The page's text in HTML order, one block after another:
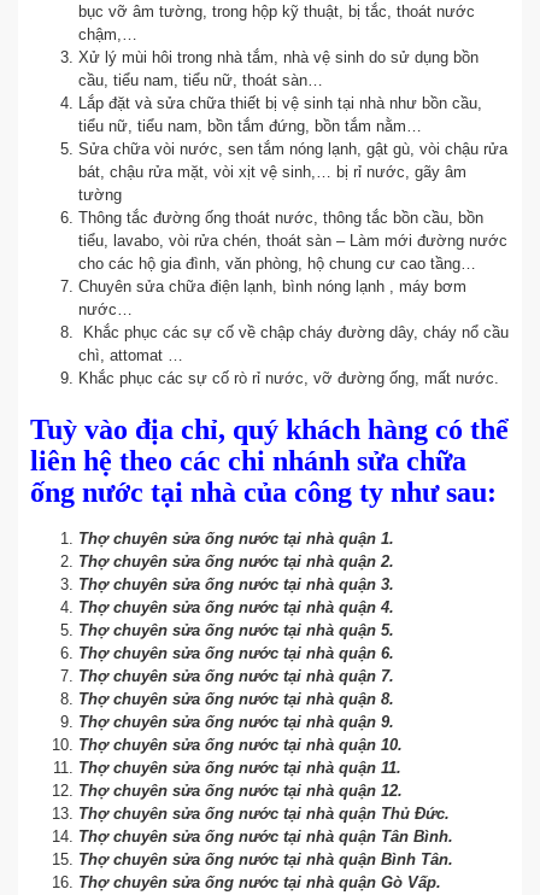
bục vỡ âm tường, trong hộp kỹ thuật, bị tắc, thoát nước
chậm,…
Xử lý mùi hôi trong nhà tắm, nhà vệ sinh do sử dụng bồn
cầu, tiểu nam, tiểu nữ, thoát sàn…
Lắp đặt và sửa chữa thiết bị vệ sinh tại nhà như bồn cầu,
tiểu nữ, tiểu nam, bồn tắm đứng, bồn tắm nằm…
Sửa chữa vòi nước, sen tắm nóng lạnh, gật gù, vòi chậu rửa
bát, chậu rửa mặt, vòi xịt vệ sinh,… bị rỉ nước, gãy âm
tường
Thông tắc đường ống thoát nước, thông tắc bồn cầu, bồn
tiểu, lavabo, vòi rửa chén, thoát sàn – Làm mới đường nước
cho các hộ gia đình, văn phòng, hộ chung cư cao tầng…
Chuyên sửa chữa điện lạnh, bình nóng lạnh , máy bơm
nước…
Khắc phục các sự cố về chập cháy đường dây, cháy nổ cầu
chì, attomat …
Khắc phục các sự cố rò rỉ nước, vỡ đường ống, mất nước.
Tuỳ vào địa chỉ, quý khách hàng có thể
liên hệ theo các chi nhánh sửa chữa
ống nước tại nhà của công ty như sau:
Thợ chuyên sửa ống nước tại nhà quận 1.
Thợ chuyên sửa ống nước tại nhà quận 2.
Thợ chuyên sửa ống nước tại nhà quận 3.
Thợ chuyên sửa ống nước tại nhà quận 4.
Thợ chuyên sửa ống nước tại nhà quận 5.
Thợ chuyên sửa ống nước tại nhà quận 6.
Thợ chuyên sửa ống nước tại nhà quận 7.
Thợ chuyên sửa ống nước tại nhà quận 8.
Thợ chuyên sửa ống nước tại nhà quận 9.
Thợ chuyên sửa ống nước tại nhà quận 10.
Thợ chuyên sửa ống nước tại nhà quận 11.
Thợ chuyên sửa ống nước tại nhà quận 12.
Thợ chuyên sửa ống nước tại nhà quận Thủ Đức.
Thợ chuyên sửa ống nước tại nhà quận Tân Bình.
Thợ chuyên sửa ống nước tại nhà quận Bình Tân.
Thợ chuyên sửa ống nước tại nhà quận Gò Vấp.